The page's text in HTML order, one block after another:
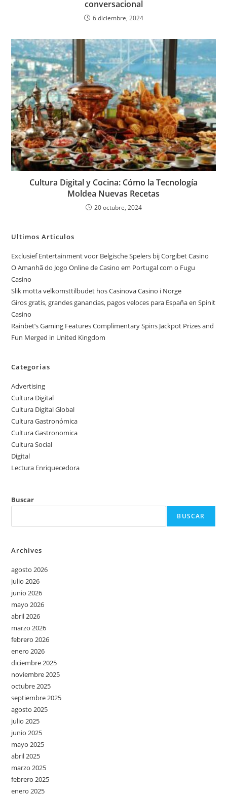
conversacional
6 diciembre, 2024
Cultura Digital y Cocina: Cómo la Tecnología
Moldea Nuevas Recetas
20 octubre, 2024
Ultimos Articulos
Exclusief Entertainment voor Belgische Spelers bij Corgibet Casino
O Amanhã do Jogo Online de Casino em Portugal com o Fugu
Casino
Slik motta velkomsttilbudet hos Casinova Casino i Norge
Giros gratis, grandes ganancias, pagos veloces para España en Spinit
Casino
Rainbet’s Gaming Features Complimentary Spins Jackpot Prizes and
Fun Merged in United Kingdom
Categorias
Advertising
Cultura Digital
Cultura Digital Global
Cultura Gastronómica
Cultura Gastronomica
Cultura Social
Digital
Lectura Enriquecedora
Buscar
BUSCAR
Archives
agosto 2026
julio 2026
junio 2026
mayo 2026
abril 2026
marzo 2026
febrero 2026
enero 2026
diciembre 2025
noviembre 2025
octubre 2025
septiembre 2025
agosto 2025
julio 2025
junio 2025
mayo 2025
abril 2025
marzo 2025
febrero 2025
enero 2025